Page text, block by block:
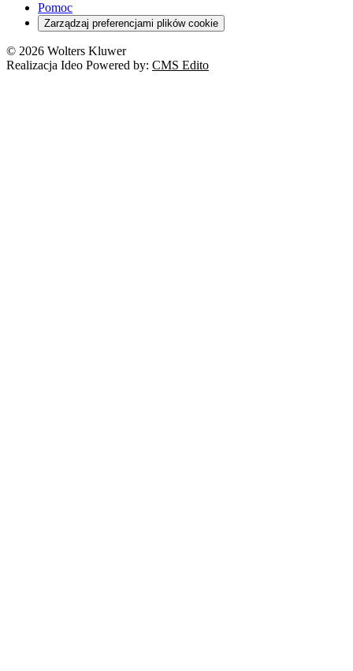
Pomoc
Zarządzaj preferencjami plików cookie
© 2026 Wolters Kluwer
Realizacja Ideo Powered by: CMS Edito